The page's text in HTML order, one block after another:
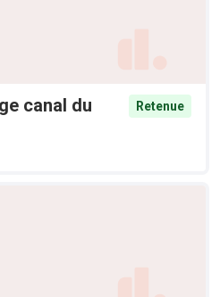
canal du
Retenue